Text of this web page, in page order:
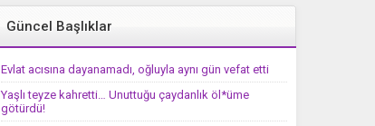
Güncel Başlıklar
Evlat acısına dayanamadı, oğluyla aynı gün vefat etti
Yaşlı teyze kahretti… Unuttuğu çaydanlık öl*üme
götürdü!